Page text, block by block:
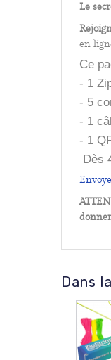
Le
en
Ce
- 1
- 5
- 1
- 1
Dès
Dans